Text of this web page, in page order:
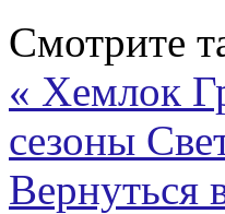
Смотрите
« Хемлок
сезоны
Вернуться